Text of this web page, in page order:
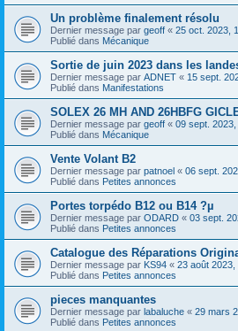
Un problème finalement résolu
Dernier message par geoff « 25 oct. 2023,
Publié dans Mécanique
Sortie de juin 2023 dans les
Dernier message par ADNET « 15 sept.
Publié dans Manifestations
SOLEX 26 MH AND 26HBFG
Dernier message par geoff « 09 sept. 2023,
Publié dans Mécanique
Vente Volant B2
Dernier message par patnoel « 06 sept.
Publié dans Petites annonces
Portes torpédo B12 ou B14 ?µ
Dernier message par ODARD « 03 sept.
Publié dans Petites annonces
Catalogue des Réparations
Dernier message par KS94 « 23 août 2023,
Publié dans Petites annonces
pieces manquantes
Dernier message par labaluche « 29 mars
Publié dans Petites annonces